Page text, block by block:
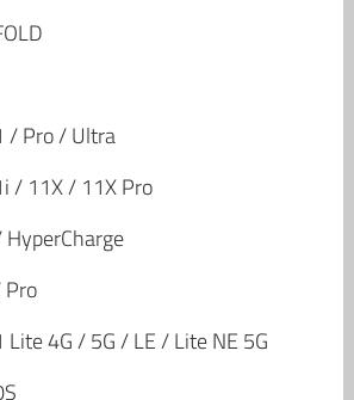
/ Pro / Ultra
/ 11X / 11X Pro
4G / 5G / LE / Lite NE 5G